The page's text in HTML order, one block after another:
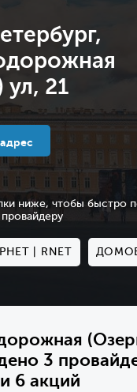
ул, 21
ниже, чтобы быстро
РНЕТ | RNET
3
6 акций